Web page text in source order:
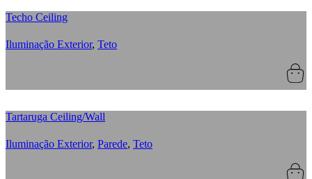
Techo Ceiling
Iluminação Exterior, Teto
Tartaruga Ceiling/Wall
Iluminação Exterior, Parede, Teto